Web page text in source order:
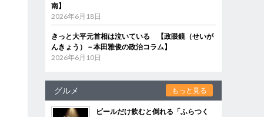
南】
2026年6月18日
きっと大平元首相は泣いている 【政眼鏡（せいが
んきょう）－本田雅俊の政治コラム】
2026年6月10日
グルメ もっと見る
ビールだけ飲むと倒れる「ふらつく